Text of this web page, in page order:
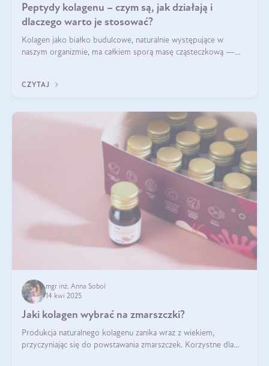
Peptydy kolagenu – czym są, jak działają i
dlaczego warto je stosować?
Kolagen jako białko budulcowe, naturalnie występujące w
naszym organizmie, ma całkiem sporą masę cząsteczkową —
bardziej biodostępny
CZYTAJ
mgr inż. Anna Sobol
14 kwi 2025
Jaki kolagen wybrać na zmarszczki?
Produkcja naturalnego kolagenu zanika wraz z wiekiem,
przyczyniając się do powstawania zmarszczek. Korzystne dla